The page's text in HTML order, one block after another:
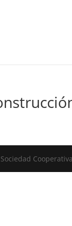
Sociedad